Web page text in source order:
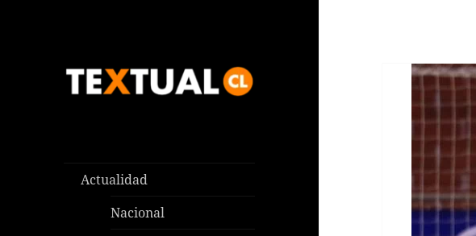
Actualidad
Nacional